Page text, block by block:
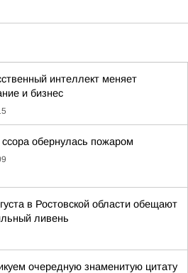
интеллект меняет
и бизнес
обернулась пожаром
в Ростовской области обещают
ливень
очередную знаменитую цитату